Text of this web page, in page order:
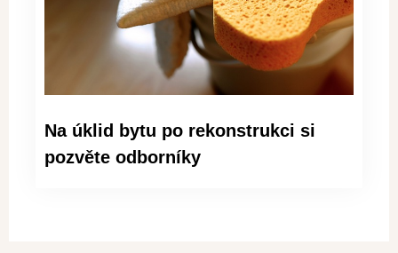
Na úklid bytu po rekonstrukci si
pozvěte odborníky